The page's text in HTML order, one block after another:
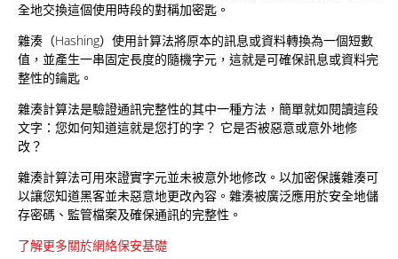
全地交換這個使用時段的對稱加密匙。
雜湊（Hashing）使用計算法將原本的訊息或資料轉換為一個短數
值，並產生一串固定長度的隨機字元，這就是可確保訊息或資料完
整性的鑰匙。
雜湊計算法是驗證通訊完整性的其中一種方法，簡單就如閱讀這段
文字：您如何知道這就是您打的字？ 它是否被惡意或意外地修
改？
雜湊計算法可用來證實字元並未被意外地修改。以加密保護雜湊可
以讓您知道黑客並未惡意地更改內容。雜湊被廣泛應用於安全地儲
存密碼、監管檔案及確保通訊的完整性。
了解更多關於網絡保安基礎